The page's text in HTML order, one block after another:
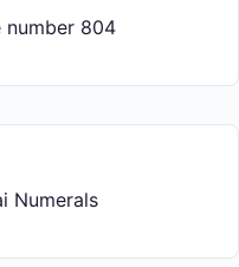
804
Numerals